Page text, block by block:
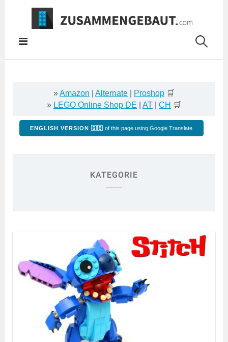
Springe
Inhalt
»Amazon Alternate Proshop 🛒
» LEGO Online Shop DE AT CH 🛒
ENGLISH VERSION 🇬🇧 of this page using Google Translate
KATEGORIE